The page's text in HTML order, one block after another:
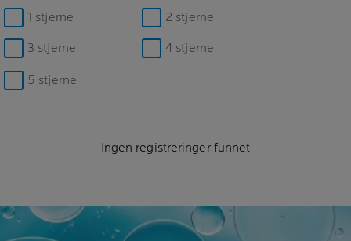
1 stjerne
2 stjerne
3 stjerne 4 stjerne
5 stjerne
Ingen registreringer funnet